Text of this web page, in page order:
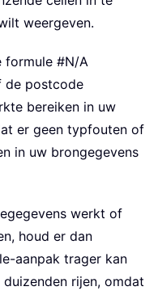
weergeven.
formule #N/A
de postcode
bereiken in uw
er geen typfouten of
in uw brongegevens
werkt of
houd er dan
aanpak trager kan
rijen, omdat